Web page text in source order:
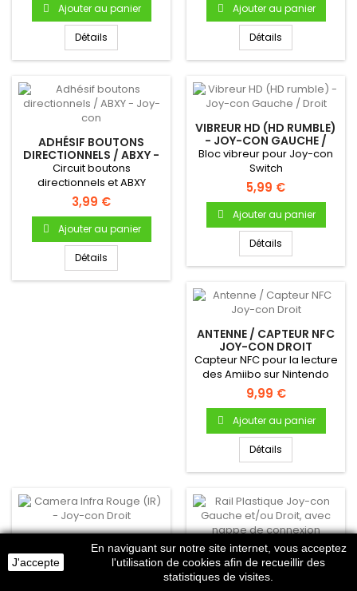
Ajouter au panier
Détails
Ajouter au panier
Détails
ADHÉSIF BOUTONS
DIRECTIONNELS / ABXY -
JOY-CON
Circuit boutons
directionnels et ABXY
(autocollant) pour Joycon
(compatible...
3,99 €
Ajouter au panier
Détails
VIBREUR HD (HD RUMBLE)
- JOY-CON GAUCHE /
DROIT
Bloc vibreur pour Joy-con
Switch
5,99 €
Ajouter au panier
Détails
ANTENNE / CAPTEUR NFC
JOY-CON DROIT
Capteur NFC pour la lecture
des Amiibo sur Nintendo
Switch ! Antenne NFC...
9,99 €
Ajouter au panier
Détails
CAMERA INFRA ROUGE
(IR) - JOY-CON DROIT
Caméra IR Joy-con
RAIL PLASTIQUE JOY-CON
GAUCHE ET/OU DROIT,
AVEC NAPPE DE
Rail de fixation en plastique
J'accepte
En naviguant sur notre site internet, vous acceptez
l'utilisation de cookies afin de recueillir des
statistiques de visites.